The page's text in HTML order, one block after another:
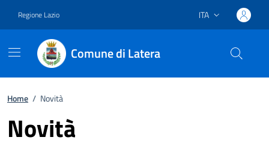
Regione Lazio Lingua attiva:
ITA
Comune di Latera
Home / Novità
Novità